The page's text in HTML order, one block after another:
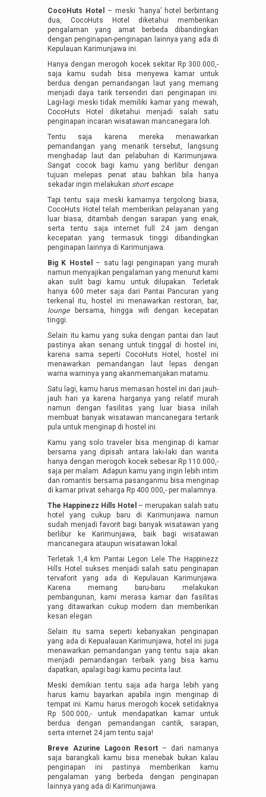
CocoHuts Hotel – meski ‘hanya’ hotel berbintang
dua, CocoHuts Hotel diketahui memberikan
pengalaman yang amat berbeda dibandingkan
dengan penginapan-penginapan lainnya yang ada di
Kepulauan Karimunjawa ini.
Hanya dengan merogoh kocek sekitar Rp 300.000,-
saja kamu sudah bisa menyewa kamar untuk
berdua dengan pemandangan laut yang memang
menjadi daya tarik tersendiri dari penginapan ini.
Lagi-lagi meski tidak memiliki kamar yang mewah,
CocoHuts Hotel diketahui menjadi salah satu
penginapan incaran wisatawan mancanegara loh.
Tentu saja karena mereka menawarkan
pemandangan yang menarik tersebut, langsung
menghadap laut dan pelabuhan di Karimunjawa.
Sangat cocok bagi kamu yang berlibur dengan
tujuan melepas penat atau bahkan bila hanya
sekadar ingin melakukan short escape.
Tapi tentu saja meski kamarnya tergolong biasa,
CocoHuts Hotel telah memberikan pelayanan yang
luar biasa, ditambah dengan sarapan yang enak,
serta tentu saja internet full 24 jam dengan
kecepatan yang termasuk tinggi dibandingkan
penginapan lainnya di Karimunjawa.
Big K Hostel – satu lagi penginapan yang murah
namun menyajikan pengalaman yang menurut kami
akan sulit bagi kamu untuk dilupakan. Terletak
hanya 600 meter saja dari Pantai Pancuran yang
terkenal itu, hostel ini menawarkan restoran, bar,
lounge
bersama, hingga wifi dengan kecepatan
tinggi.
Selain itu kamu yang suka dengan pantai dan laut
pastinya akan senang untuk tinggal di hostel ini,
karena sama seperti CocoHuts Hotel, hostel ini
menawarkan pemandangan laut lepas dengan
warna warninya yang akanmemanjakan matamu.
Satu lagi, kamu harus memasan hostel ini dari jauh-
jauh hari ya karena harganya yang relatif murah
namun dengan fasilitas yang luar biasa inilah
membuat banyak wisatawan mancanegara tertarik
pula untuk menginap di hostel ini.
Kamu yang solo traveler bisa menginap di kamar
bersama yang dipisah antara laki-laki dan wanita
hanya dengan merogoh kocek sebesar Rp 110.000,-
saja per malam. Adapun kamu yang ingin lebih intim
dan romantis bersama pasanganmu bisa menginap
di kamar privat seharga Rp 400.000,- per malamnya.
The Happinezz Hills Hotel – merupakan salah satu
hotel yang cukup baru di Karimunjawa namun
sudah menjadi favorit bagi banyak wisatawan yang
berlibur ke Karimunjawa, baik bagi wisatawan
mancanegara ataupun wisatawan lokal.
Terletak 1,4 km Pantai Legon Lele The Happinezz
Hills Hotel sukses menjadi salah satu penginapan
tervaforit yang ada di Kepulauan Karimunjawa.
Karena memang baru-baru melakukan
pembangunan, kami merasa kamar dan fasilitas
yang ditawarkan cukup modern dan memberikan
kesan elegan.
Selain itu sama seperti kebanyakan penginapan
yang ada di Kepualauan Karimunjawa, hotel ini juga
menawarkan pemandangan yang tentu saja akan
menjadi pemandangan terbaik yang bisa kamu
dapatkan, apalagi bagi kamu pecinta laut.
Meski demikian tentu saja ada harga lebih yang
harus kamu bayarkan apabila ingin menginap di
tempat ini. Kamu harus merogoh kocek setidaknya
Rp 500.000,- untuk mendapatkan kamar untuk
berdua dengan pemandangan cantik, sarapan,
serta internet 24 jam tentu saja!
Breve Azurine Lagoon Resort – dari namanya
saja barangkali kamu bisa menebak bukan kalau
penginapan ini pastinya memberikan kamu
pengalaman yang berbeda dengan penginapan
lainnya yang ada di Karimunjawa.